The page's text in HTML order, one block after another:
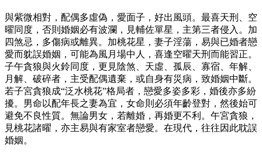
與紫微相對，配偶多虛偽，愛面子，好出風頭。最喜天刑、空
曜同度，否則婚姻必有波瀾，見輔佐單星，主第三者侵入。加
四煞忌，多傷病或離異。加桃花星，妻子淫蕩，易與已婚者戀
愛而躭誤婚姻，可能為風月場中人，喜逢空曜天刑而能習正。
子午貪狼與火鈴同度，更見陰煞、天虛、孤辰、寡宿、年解、
月解、破碎者，主受配偶遺棄，或自身有災病，致婚姻中斷。
若子宮貪狼成“泛水桃花”格局者，戀愛多姿多彩，婚後亦多紛
擾。男命以配年長之妻為宜，女命則必須年齡登對，然後始可
避免不良性質。無論男女，若離婚，再婚更不利。午宮貪狼，
見桃花諸曜，亦主易與有家室者戀愛。在現代，往往因此耽誤
婚姻。